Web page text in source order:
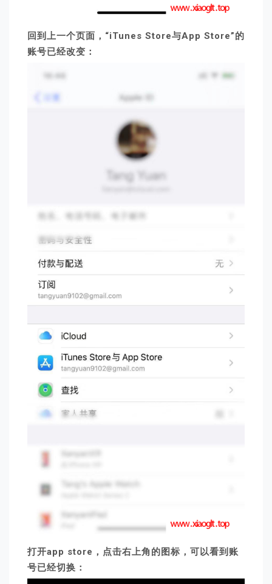
回到上一个页面，“iTunes Store与App Store”的
账号已经改变：
打开app store，点击右上角的图标，可以看到账
号已经切换：